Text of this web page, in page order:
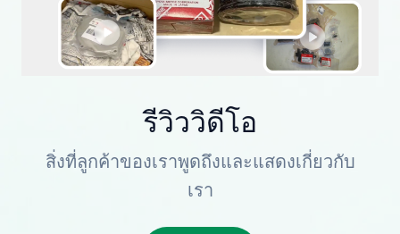
รีวิววิดีโอ
สิ่งที่ลูกค้าของเราพูดถึงและแสดงเกี่ยวกับ
เรา